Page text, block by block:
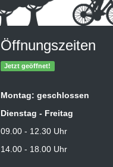
Öffnungszeiten
Jetzt geöffnet!
Montag: geschlossen
Dienstag - Freitag
09.00 - 12.30 Uhr
14.00 - 18.00 Uhr